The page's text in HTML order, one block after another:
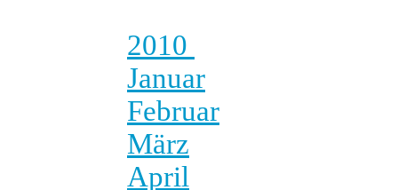
2010
Januar
Februar
März
April